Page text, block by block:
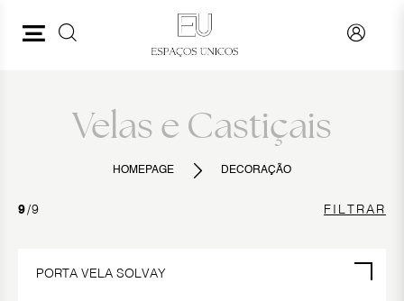
ESPELHOS
MOLDURAS
Velas e Castiçais
HOMEPAGE DECORAÇÃO
9/9 FILTRAR
PORTA VELA SOLVAY
PESQUISAR